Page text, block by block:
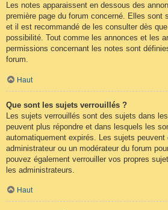
Les notes apparaissent en dessous des
première page du forum concerné. Elles sont
et il est recommandé de les consulter dès
possibilité. Tout comme les annonces et les
permissions concernant les notes sont
forum.
Haut
Que sont les sujets verrouillés ?
Les sujets verrouillés sont des sujets dans
peuvent plus répondre et dans lesquels les
automatiquement expirés. Les sujets peuvent
administrateur ou un modérateur du forum
pouvez également verrouiller vos propres
les administrateurs.
Haut